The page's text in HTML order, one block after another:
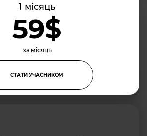
1 місяць
59$
за місяць
СТАТИ УЧАСНИКОМ